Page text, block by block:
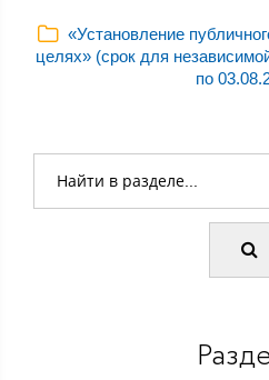
«Установление
целях» (срок для
по